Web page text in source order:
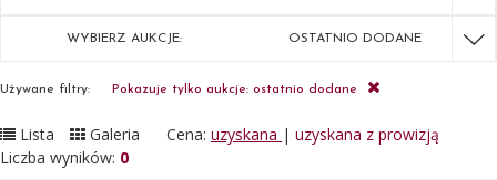
WYBIERZ AUKCJE: OSTATNIO DODANE
Używane filtry: Pokazuje tylko aukcje: ostatnio dodane
Lista Galeria Cena: uzyskana | uzyskana z prowizją
Liczba wyników: 0